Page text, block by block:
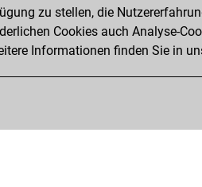
zu stellen, die
Cookies auch Analyse-
Informationen finden Sie in